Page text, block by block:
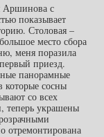
Аршинова с
показывает
Столовая –
место сбора
меня поразила
приезд.
панорамные
которые сосны
со всех
теперь украшены
отремонтирована